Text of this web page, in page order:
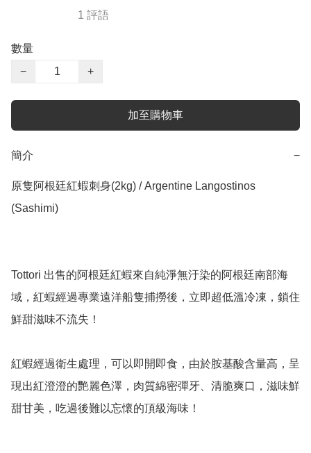
1 評語
數量
−
+
加至購物車
簡介 −
原隻阿根廷紅蝦刺身(2kg) / Argentine Langostinos
(Sashimi)
Tottori 出售的阿根廷紅蝦來自純淨無汙染的阿根廷南部海
域，紅蝦經過專業遠洋船隻捕撈後，立即超低溫冷凍，鎖住
鮮甜滋味不流失！
紅蝦經過衛生處理，可以即開即食，由於胺基酸含量高，呈
現出紅澄澄的艷麗色澤，肉質綿密彈牙、清脆爽口，滋味鮮